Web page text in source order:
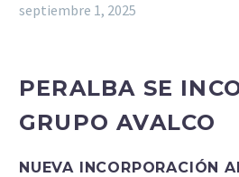
septiembre 1, 2025
PERALBA SE
GRUPO AVALCO
NUEVA INCORPORACIÓN